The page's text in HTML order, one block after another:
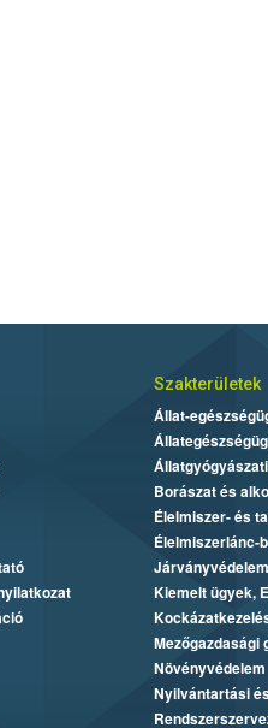
Szakterületek
Állat-
Borászat és
Élelmiszer- és
Élelmiszerlánc-
Járványvédelem
Kiemelt ügyek,
Növényvédelem
Nyilvántartási